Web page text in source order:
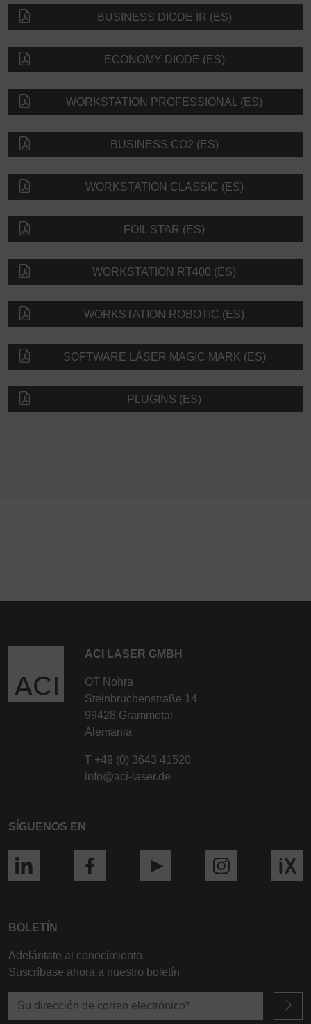
BUSINESS DIODE IR (ES)
ECONOMY DIODE (ES)
WORKSTATION PROFESSIONAL (ES)
BUSINESS CO2 (ES)
WORKSTATION CLASSIC (ES)
FOIL STAR (ES)
WORKSTATION RT400 (ES)
WORKSTATION ROBOTIC (ES)
SOFTWARE LÁSER MAGIC MARK (ES)
PLUGINS (ES)
ACI LASER GMBH
OT Nohra
Steinbrüchenstraße 14
99428 Grammetal
Alemania
T +49 (0) 3643 41520
info@aci-laser.de
SÍGUENOS EN
BOLETÍN
Adelántate al conocimiento.
Suscríbase ahora a nuestro boletín